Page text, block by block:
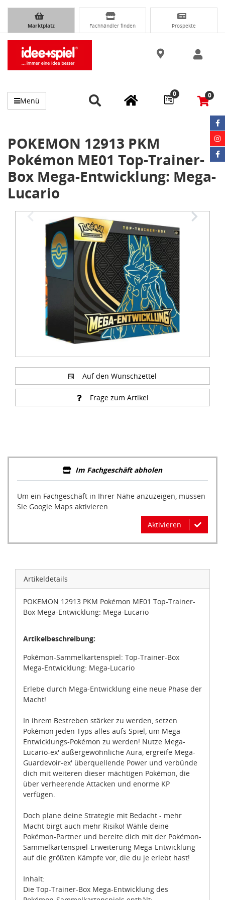
Marktplatz Fachhändler finden Prospekte
Menü
0 0
POKEMON 12913 PKM
Pokémon ME01 Top-Trainer-
Box Mega-Entwicklung: Mega-
Lucario
Auf den Wunschzettel
Frage zum Artikel
Im Fachgeschäft abholen
Um ein Fachgeschäft in Ihrer Nähe anzuzeigen, müssen
Sie Google Maps aktivieren.
Aktivieren
Artikeldetails
POKEMON 12913 PKM Pokémon ME01 Top-Trainer-
Box Mega-Entwicklung: Mega-Lucario
Artikelbeschreibung:
Pokémon-Sammelkartenspiel: Top-Trainer-Box
Mega-Entwicklung: Mega-Lucario
Erlebe durch Mega-Entwicklung eine neue Phase der
Macht!
In ihrem Bestreben stärker zu werden, setzen
Pokémon jeden Typs alles aufs Spiel, um Mega-
Entwicklungs-Pokémon zu werden! Nutze Mega-
Lucario-ex' außergewöhnliche Aura, ergreife Mega-
Guardevoir-ex' überquellende Power und verbünde
dich mit weiteren dieser mächtigen Pokémon, die
über verheerende Attacken und enorme KP
verfügen.
Doch plane deine Strategie mit Bedacht - mehr
Macht birgt auch mehr Risiko! Wähle deine
Pokémon-Partner und bereite dich mit der Pokémon-
Sammelkartenspiel-Erweiterung Mega-Entwicklung
auf die größten Kämpfe vor, die du je erlebt hast!
Inhalt:
Die Top-Trainer-Box Mega-Entwicklung des